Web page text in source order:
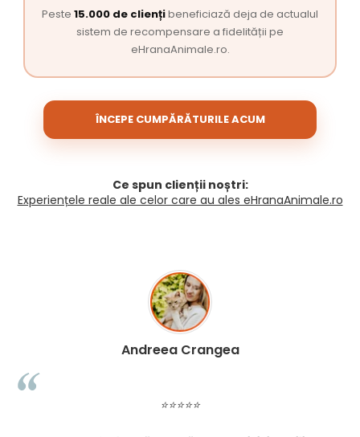
Peste 15.000 de cliențibeneficiază deja de actualul
sistem de recompensare a fidelității pe
eHranaAnimale.ro.
ÎNCEPE CUMPĂRĂTURILE ACUM
Ce spun clienții noștri:
Experiențele reale ale celor care au ales eHranaAnimale.ro
Madalina Stancea
⭐⭐⭐⭐⭐